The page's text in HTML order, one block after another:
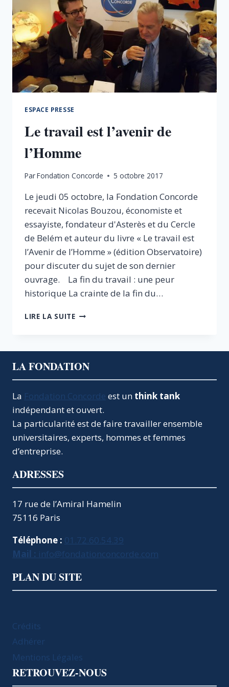
ESPACE PRESSE
Le travail est l’avenir de
l’Homme
ParFondation Concorde 5 octobre 2017
Le jeudi 05 octobre, la Fondation Concorde
recevait Nicolas Bouzou, économiste et
essayiste, fondateur d'Asterès et du Cercle
de Belém et auteur du livre « Le travail est
l’Avenir de l’Homme » (édition Observatoire)
pour discuter du sujet de son dernier
ouvrage. La fin du travail : une peur
historique La crainte de la fin du…
LIRE LA SUITELE
L’HOMME
LA FONDATION
La Fondation Concorde est un think tank
indépendant et ouvert.
La particularité est de faire travailler ensemble
universitaires, experts, hommes et femmes
d’entreprise.
ADRESSES
17 rue de l’Amiral Hamelin
75116 Paris
Téléphone : 01.72.60.54.39
Mail : info@fondationconcorde.com
PLAN DU SITE
Crédits
Adhérer
Mentions Légales
RETROUVEZ-NOUS